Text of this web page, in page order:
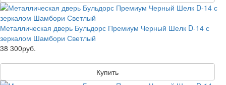
Металлическая дверь Бульдорс Премиум Черный Шелк D-14 с
зеркалом Шамбори Светлый
38 300руб.
Купить